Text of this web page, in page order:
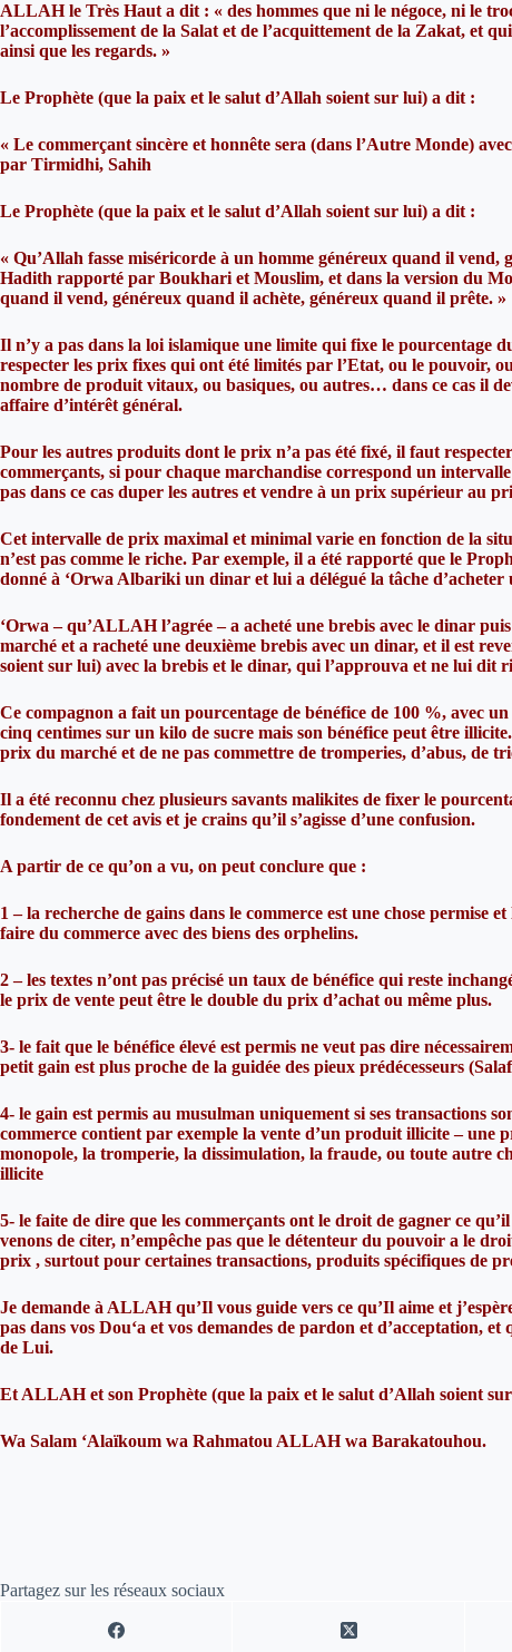
ALLAH le Très Haut a dit : « des hommes que ni le négoce, ni le
l’accomplissement de la Salat et de l’acquittement de la Zakat, et
ainsi que les regards. »
Le Prophète (que la paix et le salut d’Allah soient sur lui) a dit :
« Le commerçant sincère et honnête sera (dans l’Autre Monde)
par Tirmidhi, Sahih
Le Prophète (que la paix et le salut d’Allah soient sur lui) a dit :
« Qu’Allah fasse miséricorde à un homme généreux quand il
Hadith rapporté par Boukhari et Mouslim, et dans la version du
quand il vend, généreux quand il achète, généreux quand il prête. »
Il n’y a pas dans la loi islamique une limite qui fixe le pourcentage
respecter les prix fixes qui ont été limités par l’Etat, ou le pouvoir,
nombre de produit vitaux, ou basiques, ou autres… dans ce cas il
affaire d’intérêt général.
Pour les autres produits dont le prix n’a pas été fixé, il faut
commerçants, si pour chaque marchandise correspond un
pas dans ce cas duper les autres et vendre à un prix supérieur au
Cet intervalle de prix maximal et minimal varie en fonction de la
n’est pas comme le riche. Par exemple, il a été rapporté que le
donné à ‘Orwa Albariki un dinar et lui a délégué la tâche d’acheter
‘Orwa – qu’ALLAH l’agrée – a acheté une brebis avec le dinar
marché et a racheté une deuxième brebis avec un dinar, et il est
soient sur lui) avec la brebis et le dinar, qui l’approuva et ne lui dit
Ce compagnon a fait un pourcentage de bénéfice de 100 %, avec
cinq centimes sur un kilo de sucre mais son bénéfice peut être
prix du marché et de ne pas commettre de tromperies, d’abus, de
Il a été reconnu chez plusieurs savants malikites de fixer le
fondement de cet avis et je crains qu’il s’agisse d’une confusion.
A partir de ce qu’on a vu, on peut conclure que :
1 – la recherche de gains dans le commerce est une chose permise
faire du commerce avec des biens des orphelins.
2 – les textes n’ont pas précisé un taux de bénéfice qui reste
le prix de vente peut être le double du prix d’achat ou même plus.
3- le fait que le bénéfice élevé est permis ne veut pas dire
petit gain est plus proche de la guidée des pieux prédécesseurs
4- le gain est permis au musulman uniquement si ses transactions
commerce contient par exemple la vente d’un produit illicite – une
monopole, la tromperie, la dissimulation, la fraude, ou toute autre
illicite
5- le faite de dire que les commerçants ont le droit de gagner ce
venons de citer, n’empêche pas que le détenteur du pouvoir a le
prix , surtout pour certaines transactions, produits spécifiques de
Je demande à ALLAH qu’Il vous guide vers ce qu’Il aime et
pas dans vos Dou‘a et vos demandes de pardon et d’acceptation,
de Lui.
Et ALLAH et son Prophète (que la paix et le salut d’Allah soient
Wa Salam ‘Alaïkoum wa Rahmatou ALLAH wa Barakatouhou.
Partagez sur les réseaux sociaux